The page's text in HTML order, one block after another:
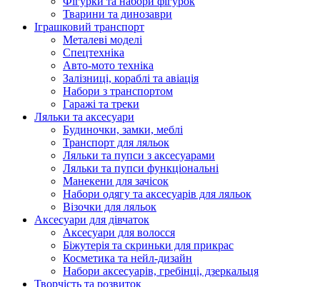
Тварини та динозаври
Іграшковий транспорт
Металеві моделі
Спецтехніка
Авто-мото техніка
Залізниці, кораблі та авіація
Набори з транспортом
Гаражі та треки
Ляльки та аксесуари
Будиночки, замки, меблі
Транспорт для ляльок
Ляльки та пупси з аксесуарами
Ляльки та пупси функціональні
Манекени для зачісок
Набори одягу та аксесуарів для ляльок
Візочки для ляльок
Аксесуари для дівчаток
Аксесуари для волосся
Біжутерія та скриньки для прикрас
Косметика та нейл-дизайн
Набори аксесуарів, гребінці, дзеркальця
Творчість та розвиток